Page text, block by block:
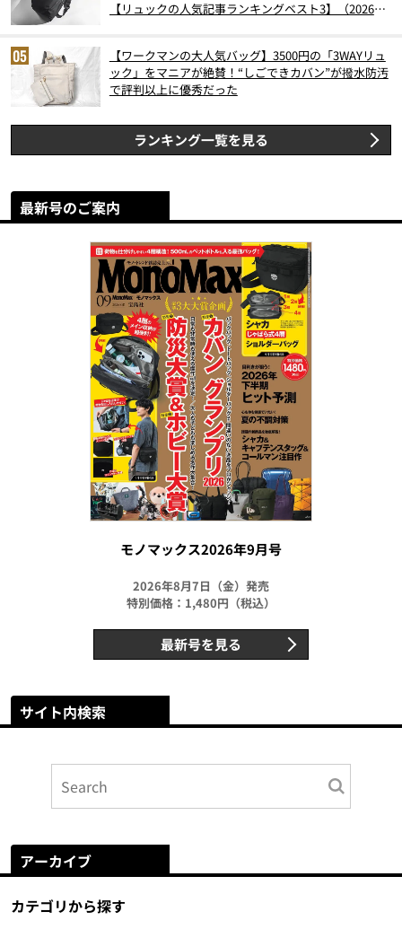
【リュックの人気記事ランキングベスト3】（2026年
【ワークマンの大人気バッグ】3500円の「3WAYリュ
ック」をマニアが絶賛！“しごできカバン”が撥水防汚
で評判以上に優秀だった
ランキング一覧を見る
最新号のご案内
モノマックス2026年9月号
2026年8月7日（金）発売
特別価格：1,480円（税込）
最新号を見る
サイト内検索
アーカイブ
カテゴリから探す